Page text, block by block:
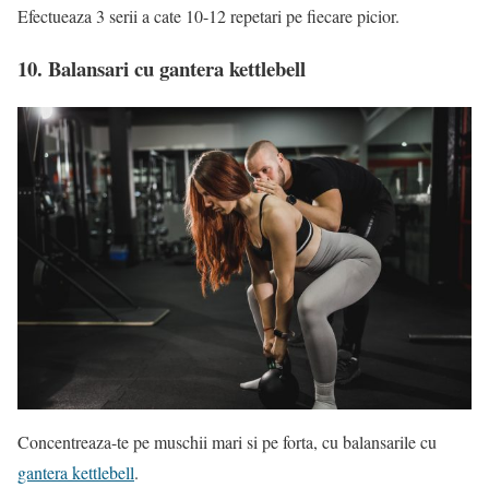
Efectueaza 3 serii a cate 10-12 repetari pe fiecare picior.
10. Balansari cu gantera kettlebell
Concentreaza-te pe muschii mari si pe forta, cu balansarile cu
gantera kettlebell.